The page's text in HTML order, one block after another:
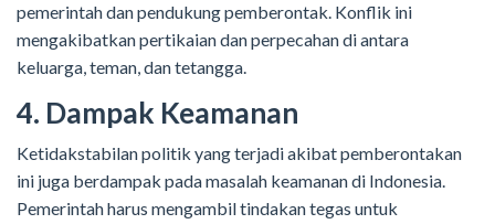
pemerintah dan pendukung pemberontak. Konflik ini
mengakibatkan pertikaian dan perpecahan di antara
keluarga, teman, dan tetangga.
4. Dampak Keamanan
Ketidakstabilan politik yang terjadi akibat pemberontakan
ini juga berdampak pada masalah keamanan di Indonesia.
Pemerintah harus mengambil tindakan tegas untuk